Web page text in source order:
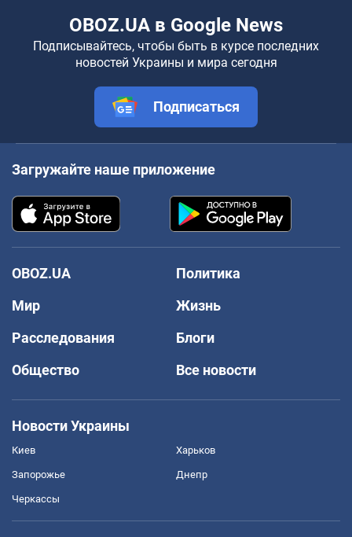
OBOZ.UA в Google News
Подписывайтесь, чтобы быть в курсе последних
новостей Украины и мира сегодня
Подписаться
Загружайте наше приложение
OBOZ.UA
Политика
Мир
Жизнь
Расследования
Блоги
Общество
Все новости
Новости Украины
Киев Харьков
Запорожье Днепр
Черкассы